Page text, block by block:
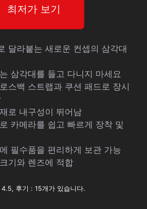
최저가 보기
달라붙는 새로운 컨셉의 삼각대
삼각대를 들고 다니지 마세요
스백 스트랩과 쿠션 패드로 장시
로 내구성이 뛰어남
카메라를 쉽고 빠르게 장착 및
필수품을 편리하게 보관 가능
기와 렌즈에 적합
4.5, 후기 : 15개가 있습니다.